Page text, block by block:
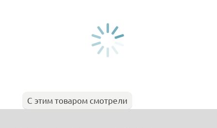
С этим товаром смотрели